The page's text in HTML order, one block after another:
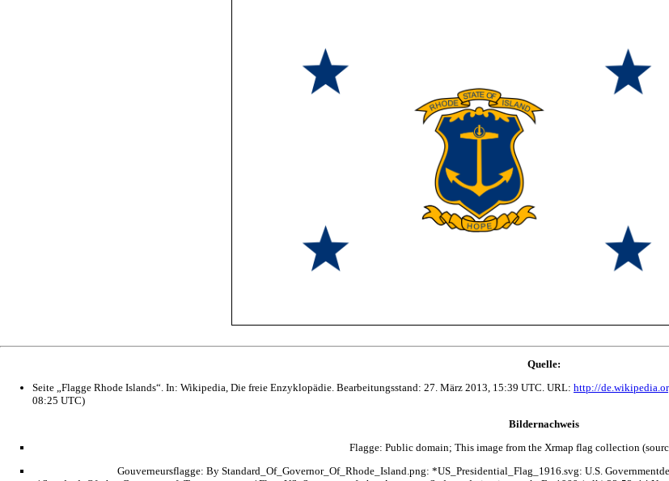
Quelle:
Seite „Flagge Rhode Islands“. In: Wikipedia, Die freie Enzyklopädie. Bearbeitungsstand: 27. März 2013, 15:39 UTC. URL: http://
08:25 UTC)
Bildernachweis
Flagge: Public domain; This image from the Xrmap flag collection
Gouverneursflagge: By Standard_Of_Governor_Of_Rhode_Island.png: *US_Presidential_Flag_1916.svg: U.S.